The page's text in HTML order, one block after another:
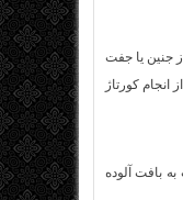
جنین یا جفت
کورتاژ
بافت آلوده